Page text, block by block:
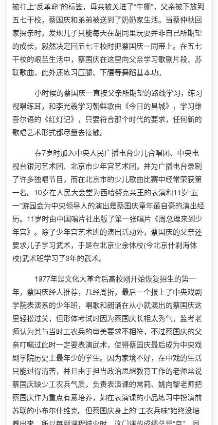
被打上“反革命”的标签，母亲被关进了“牛棚”，父亲被下放到
五七干校，蔡国庆和弟弟被送到了奶奶家生活。当蔡仲秋回
家探亲时，发现儿子只能每天在胡同里玩耍并非自己所期望
的成长，毅然决定回五七干校时把蔡国庆一同带上。在五七
干校的艰苦生活中，蔡国庆在这里向父亲学习歌剧片段、苏
联歌曲，此外还练习压腿、下腰等舞蹈基本功。
小时候的蔡国庆一直按父亲所期望的路线学习，练习
视唱练耳，和李光羲学习朝鲜歌曲《今日的昌城》，学习维
吾尔语的《红灯记》，只要符合那个时代的要求，任何新的
歌唱艺术形式都尽量去接触。
在7岁时加入中央人民广播电台少儿合唱团、中央电
视台银河艺术团、北京市少年宫艺术团，并为广播电台录制
了许多独唱节目，而在北京市的少儿歌曲比赛中经常荣获第
一名。10岁在人民大会堂为西哈努克亲王的表演和11岁“五
一”游园会为中央领导人的演出是蔡国庆童年最自豪的演出经
历。11岁时由中国唱片社出版了第一张唱片《周总理来到少
年宫》。除了少年宫艺术班的演出活动外，蔡国庆的父亲还
要求儿子学习武术，于是在北京业余体校(今北京什刹海体
校)武术班学习了3年的武术。
1977年是文化大革命后高校刚开始恢复招生的第一
年，蔡国庆经人推荐，几经周折，最后一个报上了中央戏剧
学院表演系的少年班，唱歌和朗诵在从小就演出的蔡国庆这
里轻松过关，但形体考试时因为蔡国庆长相太秀气，监考老
师认为其与当时工农兵的审美要求不相符，不过蔡国庆的父
亲叮嘱过此时一定要表演武术，使得蔡国庆最后成为中央戏
剧学院历史上最年少的学生。因为家境不好，在中戏的生活
只能过得清苦，并且由于担当政治思想教育工作的老师常说
蔡国庆缺少工农兵气质，负责表演课的常莉、姚向黎老师把
蔡国庆作为重点有意培养，如在表演课的小品练习中扮演前
苏联的小布尔什维克。但蔡国庆身上的“工农兵味”始终没培